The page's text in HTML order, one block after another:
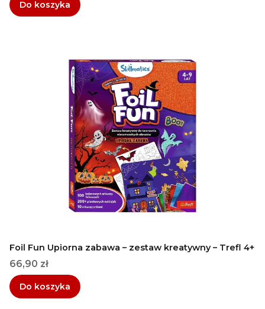
Do koszyka
Foil Fun Upiorna zabawa – zestaw kreatywny – Trefl 4+
Cena
66,90 zł
Do koszyka